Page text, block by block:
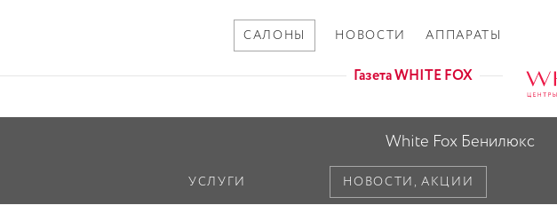
САЛОНЫ НОВОСТИ АППАРАТЫ
Газета WHITE FOX
White Fox Бенилюкс
УСЛУГИ НОВОСТИ, АКЦИИ